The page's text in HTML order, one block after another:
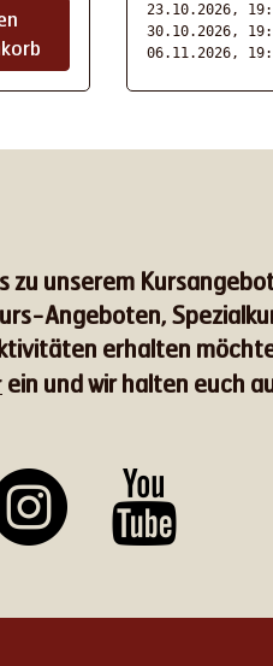
23.10.2026,
30.10.2026,
06.11.2026,
zu unserem
Angeboten,
erhalten
ein und wir halten euch